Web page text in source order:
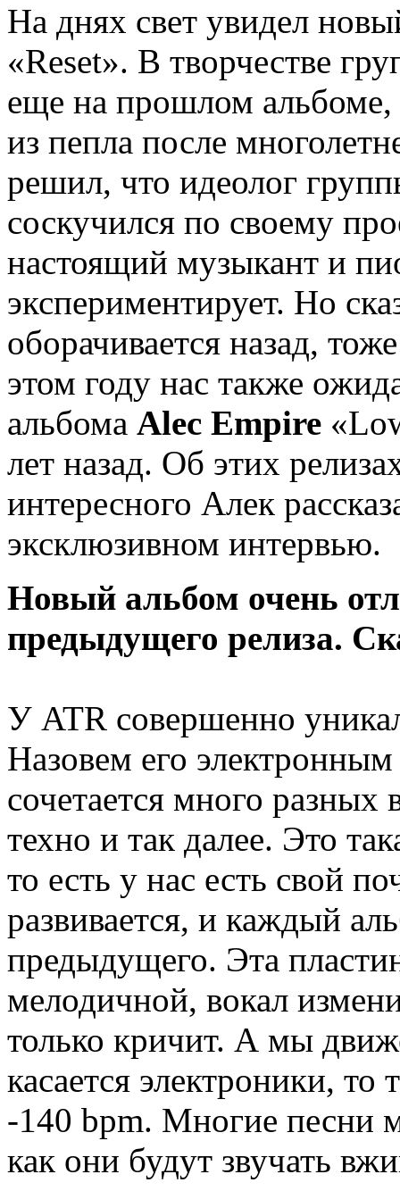
На днях свет увидел
«Reset». В творчестве
еще на прошлом альбоме,
из пепла после
решил, что идеолог
соскучился по своему
настоящий музыкант и
экспериментирует. Но
оборачивается назад,
этом году нас также
альбома Alec Empire
лет назад. Об этих
интересного Алек
эксклюзивном интервью.
Новый альбом очень
предыдущего релиза.
У ATR совершенно
Назовем его
сочетается много
техно и так далее. Это
то есть у нас есть свой
развивается, и каждый
предыдущего. Эта
мелодичной, вокал
только кричит. А мы
касается электроники,
-140 bpm. Многие песни
как они будут звучать